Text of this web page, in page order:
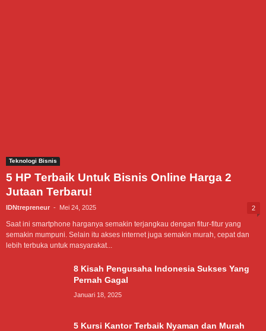
Teknologi Bisnis
5 HP Terbaik Untuk Bisnis Online Harga 2
Jutaan Terbaru!
IDNtrepreneur - Mei 24, 2025 2
Saat ini smartphone harganya semakin terjangkau dengan fitur-fitur yang
semakin mumpuni. Selain itu akses internet juga semakin murah, cepat dan
lebih terbuka untuk masyarakat...
8 Kisah Pengusaha Indonesia Sukses Yang
Pernah Gagal
Januari 18, 2025
5 Kursi Kantor Terbaik Nyaman dan Murah